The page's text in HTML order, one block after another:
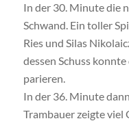
In der 30. Minute die
Schwand. Ein toller
Ries und Silas
dessen Schuss
parieren.
In der 36. Minute
Trambauer zeigte viel